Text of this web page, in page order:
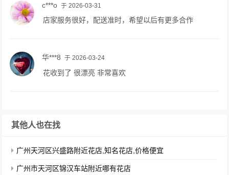
c***o 于 2026-03-31
店家服务很好，配送准时，希望以后有更多合作
华***8 于 2026-03-24
花收到了 很漂亮 非常喜欢
其他人也在找
广州天河区兴盛路附近花店,知名花店,价格便宜
广州市天河区锦汉车站附近哪有花店